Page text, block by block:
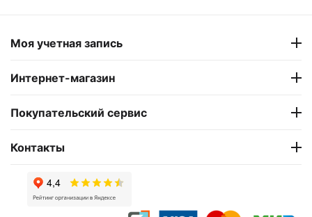
Моя учетная запись
Интернет-магазин
Покупательский сервис
Контакты